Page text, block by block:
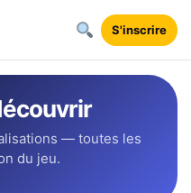
S'inscrire
— toutes les
du jeu.